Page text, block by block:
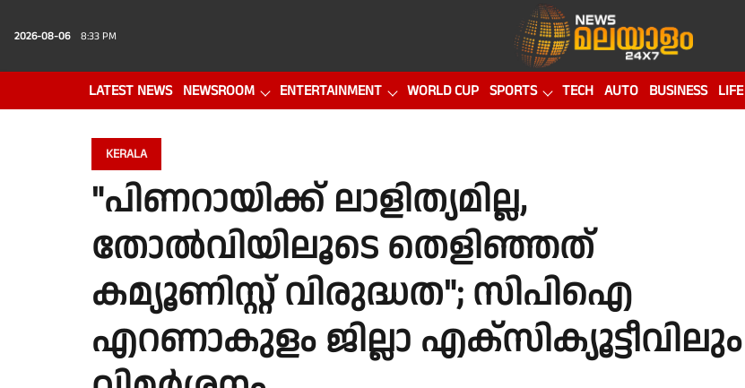
2026-08-06 8:33 PM
LATEST NEWS NEWSROOM ENTERTAINMENT WORLD CUP SPORTS TECH AUTO BUSINESS LIFE
KERALA
"പിണറായിക്ക് ലാളിത്യമില്ല,
തോൽവിയിലൂടെ തെളിഞ്ഞത്
കമ്യൂണിസ്റ്റ് വിരുദ്ധത"; സിപിഐ
എറണാകുളം ജില്ലാ എക്സിക്യൂട്ടീവിലും